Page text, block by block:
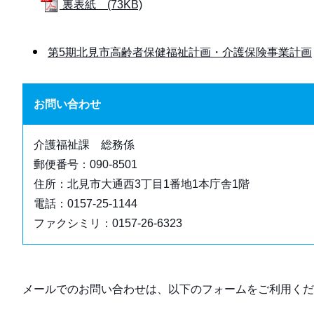
裏表紙 (73KB)
第5期北見市高齢者保健福祉計画・介護保険事業計画
お問い合わせ
介護福祉課 総務係
郵便番号：090-8501
住所：北見市大通西3丁目1番地1本庁舎1階
電話：0157-25-1144
ファクシミリ：0157-26-6323
メールでのお問い合わせは、以下のフォームをご利用く